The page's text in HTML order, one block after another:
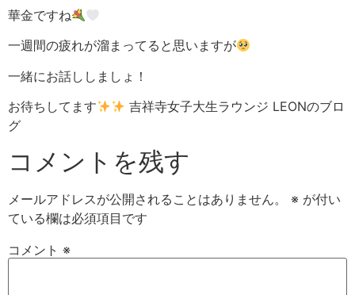
華金ですね
一週間の疲れが溜まってると思いますが
一緒にお話ししましょ！
お待ちしてます
吉祥寺女子大生ラウンジ LEONのブロ
グ
コメントを残す
メールアドレスが公開されることはありません。 ※ が付い
ている欄は必須項目です
コメント ※